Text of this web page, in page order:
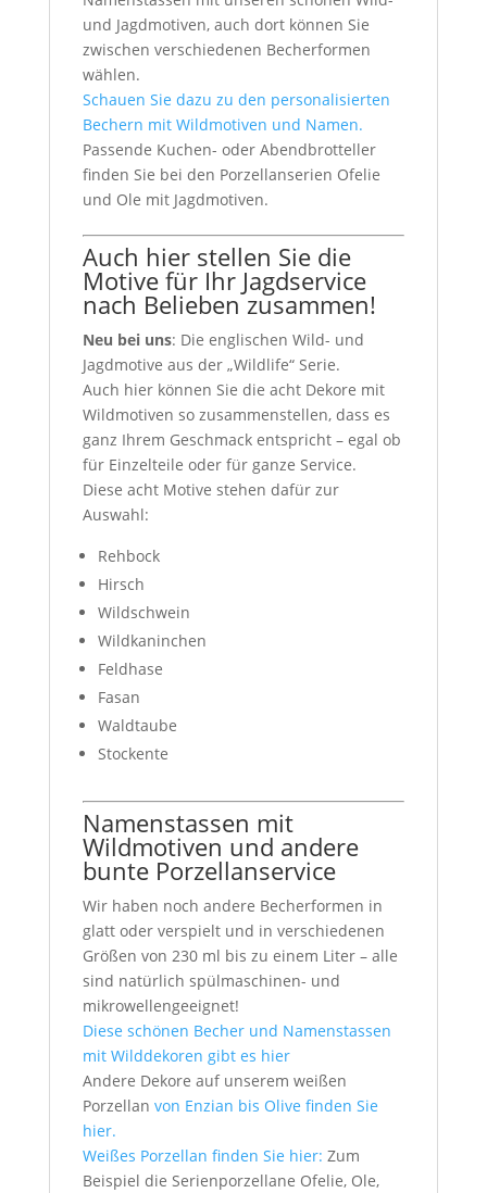
und Jagdmotiven, auch dort können Sie
zwischen verschiedenen Becherformen
wählen.
Schauen Sie dazu zu den personalisierten
Bechern mit Wildmotiven und Namen.
Passende Kuchen- oder Abendbrotteller
finden Sie bei den Porzellanserien Ofelie
und Ole mit Jagdmotiven.
Auch hier stellen Sie die
Motive für Ihr Jagdservice
nach Belieben zusammen!
Neu bei uns: Die englischen Wild- und
Jagdmotive aus der „Wildlife“ Serie.
Auch hier können Sie die acht Dekore mit
Wildmotiven so zusammenstellen, dass es
ganz Ihrem Geschmack entspricht – egal ob
für Einzelteile oder für ganze Service.
Diese acht Motive stehen dafür zur
Auswahl:
Rehbock
Hirsch
Wildschwein
Wildkaninchen
Feldhase
Fasan
Waldtaube
Stockente
Namenstassen mit
Wildmotiven und andere
bunte Porzellanservice
Wir haben noch andere Becherformen in
glatt oder verspielt und in verschiedenen
Größen von 230 ml bis zu einem Liter – alle
sind natürlich spülmaschinen- und
mikrowellengeeignet!
Diese schönen Becher und Namenstassen
mit Wilddekoren gibt es hier
Andere Dekore auf unserem weißen
Porzellan von Enzian bis Olive finden Sie
hier.
Weißes Porzellan finden Sie hier: Zum
Beispiel die Serienporzellane Ofelie, Ole,